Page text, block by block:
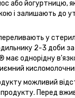
або йогуртницю,
і залишають до
у
2-3 доби
має однорідну
можливий
продукту. Перед